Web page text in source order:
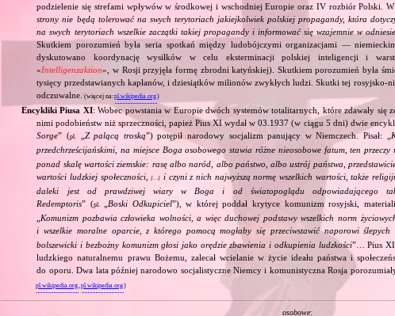
podzielenie się strefami wpływów w środkowej i wschodniej Europie oraz IV rozbiór Polski. W
strony nie będą tolerować na swych terytoriach jakiejkolwiek polskiej propagandy, która
na swych terytoriach wszelkie zaczątki takiej propagandy i informować się wzajemnie w
Skutkiem porozumień była seria spotkań między ludobójczymi organizacjami —
dyskutowano koordynację wysiłków w celu eksterminacji polskiej inteligencji i
«Intelligenzaktion», w Rosji przyjęła formę zbrodni katyńskiej). Skutkiem porozumień była
tysięcy przedstawianych kapłanów, i dziesiątków milionów zwykłych ludzi. Skutki tej
odczuwalne. (więcej na:pl.wikipedia.org)
Encykliki Piusa XI: Wobec powstania w Europie dwóch systemów totalitarnych, które zdawały się
nimi podobieństw niż sprzeczności, papież Pius XI wydał w 03.1937 (w ciągu 5 dni) dwie
Sorge” (pl. Z palącą troską”) potępił narodowy socjalizm panujący w Niemczech. Pisał: „
przedchrześcijańskimi, na miejsce Boga osobowego stawia różne nieosobowe fatum, ten
ponad skalę wartości ziemskie: rasę albo naród, albo państwo, albo ustrój państwa,
wartości ludzkiej społeczności,[…] i czyni z nich najwyższą normę wszelkich wartości, także
daleki jest od prawdziwej wiary w Boga i od światopoglądu odpowiadającego
Redemptoris” (pl. Boski Odkupiciel”), w której poddał krytyce komunizm rosyjski,
Komunizm pozbawia człowieka wolności, a więc duchowej podstawy wszelkich norm
i wszelkie moralne oparcie, z którego pomocą mogłaby się przeciwstawić naporowi ślepych
bolszewicki i bezbożny komunizm głosi jako orędzie zbawienia i odkupienia ludzkości”… Pius XI
ludzkiego naturalnemu prawu Bożemu, zalecał wcielanie w życie ideału państwa i
do oporu. Dwa lata później narodowo socjalistyczne Niemcy i komunistyczna Rosja
pl.wikipedia.org ,pl.wikipedia.org)
osobowe: